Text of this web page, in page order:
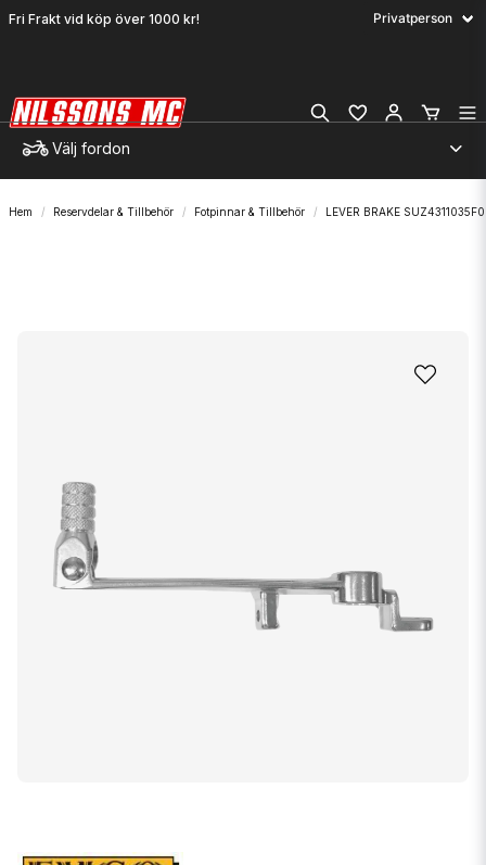
Fri Frakt vid köp över 1000 kr!
Välj fordon
Hem Reservdelar & Tillbehör Fotpinnar & Tillbehör LEVER BRAKE